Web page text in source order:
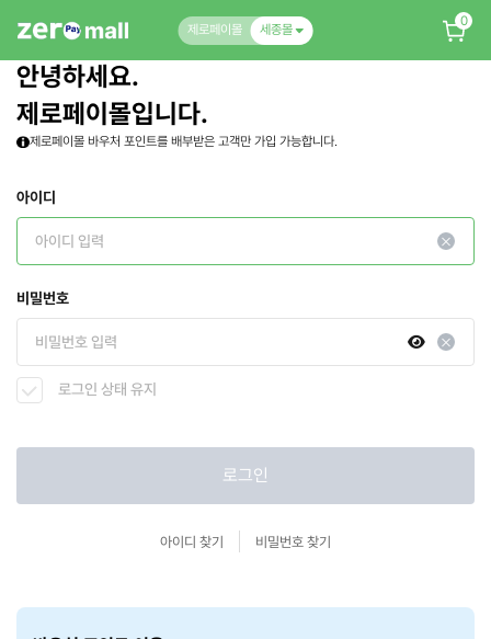
제로페이몰 세종몰
0
안녕하세요.
제로페이몰입니다.
제로페이몰 바우처 포인트를 배부받은 고객만 가입 가능합니다.
아이디
비밀번호
로그인 상태 유지
로그인
아이디 찾기 비밀번호 찾기